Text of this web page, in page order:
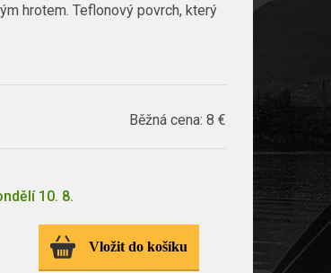
hrotem. Teflonový povrch, který
Běžná cena: 8 €
10. 8.
Vložit do košíku